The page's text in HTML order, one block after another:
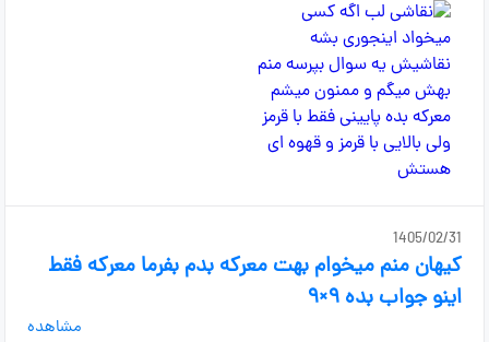
1405/02/31
کیهان منم میخوام بهت معرکه بدم بفرما معرکه فقط
اینو جواب بده ۹×۹
مشاهده